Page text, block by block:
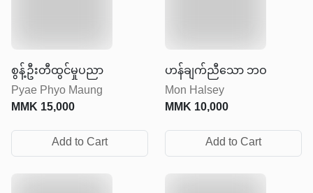
စွန့်ဦးတီထွင်မှုပညာ
Pyae Phyo Maung
MMK15,000
Add to Cart
ဟန်ချက်ညီသော ဘဝ
Mon Halsey
MMK10,000
Add to Cart